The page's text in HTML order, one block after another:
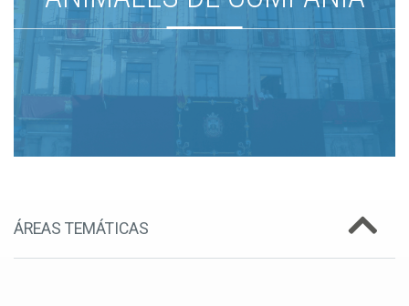
ÁREAS TEMÁTICAS